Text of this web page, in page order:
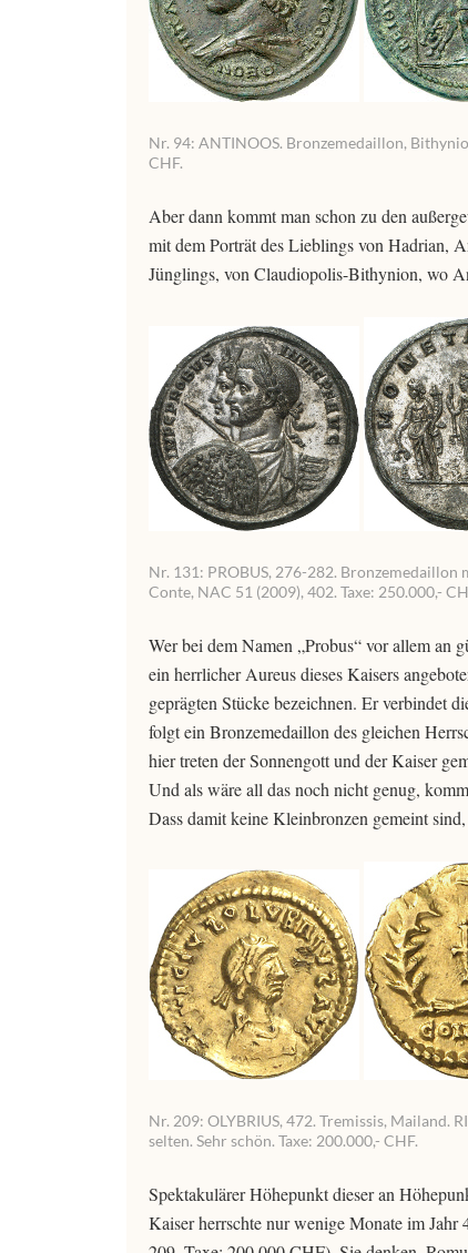
Nr. 94: ANTINOOS. Bronzemedaillon,
CHF.
Aber dann kommt man schon zu den
mit dem Porträt des Lieblings von Hadrian,
Jünglings, von Claudiopolis-Bithynion, wo
Nr. 131: PROBUS, 276-282. Bronzemedaillon
Conte, NAC 51 (2009), 402. Taxe: 250.000,-
Wer bei dem Namen „Probus“ vor allem an
ein herrlicher Aureus dieses Kaisers
geprägten Stücke bezeichnen. Er verbindet
folgt ein Bronzemedaillon des gleichen
hier treten der Sonnengott und der Kaiser
Und als wäre all das noch nicht genug,
Dass damit keine Kleinbronzen gemeint
Nr. 209: OLYBRIUS, 472. Tremissis, Mailand.
selten. Sehr schön. Taxe: 200.000,- CHF.
Spektakulärer Höhepunkt dieser an
Kaiser herrschte nur wenige Monate im